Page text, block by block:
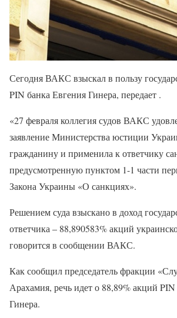
Сегодня ВАКС взыскал в пользу
PIN банка Евгения Гинера, передает .
«27 февраля коллегия судов ВАКС
заявление Министерства юстиции
гражданину и применила к ответчику
предусмотренную пунктом 1-1 части
Закона Украины «О санкциях».
Решением суда взыскано в доход
ответчика – 88,890583% акций
говорится в сообщении ВАКС.
Как сообщил председатель фракции
Арахамия, речь идет о 88,89% акций
Гинера.